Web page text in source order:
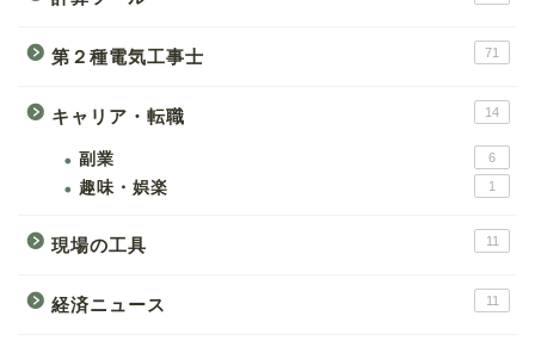
第２種電気工事士 71
キャリア・転職 14
副業 6
趣味・娯楽 1
現場の工具 11
経済ニュース 11